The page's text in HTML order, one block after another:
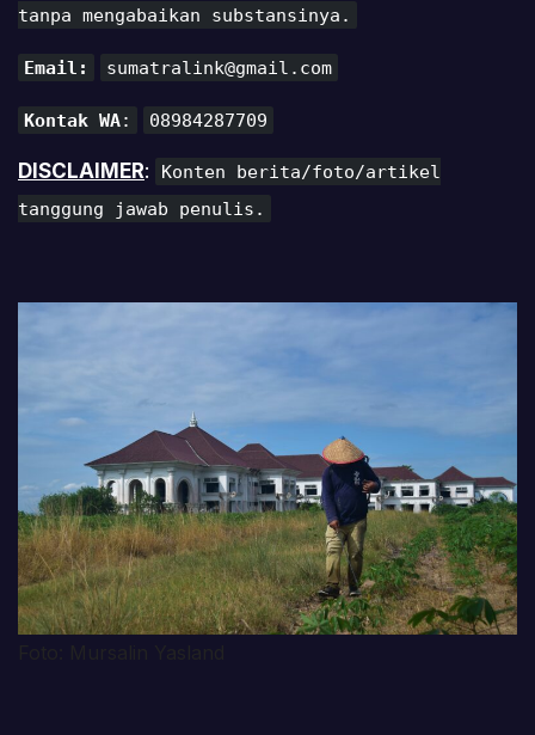
tanpa mengabaikan substansinya.
Email: sumatralink@gmail.com
Kontak WA: 08984287709
DISCLAIMER:
Konten berita/foto/artikel
tanggung jawab penulis.